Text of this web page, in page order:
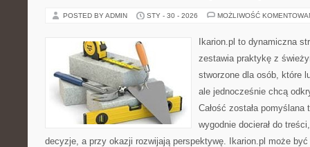
POSTED BY ADMIN STY - 30 - 2026 MOŻLIWOŚĆ
Ikarion.pl to dynamiczna
zestawia praktykę z
stworzone dla osób, które
ale jednocześnie chcą
Całość została
wygodnie docierał do
decyzje, a przy okazji rozwijają perspektywę. Ikarion.pl może